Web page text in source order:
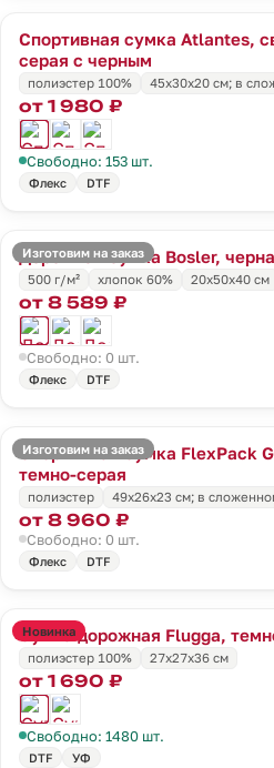
Спортивная сумка Atlantes,
серая с черным
полиэстер 100% 45х30х20 см; в
от 1 980 ₽
Свободно: 153 шт.
Флекс DTF
Изготовим на заказ
Дорожная сумка Bosler,
500 г/м²
хлопок 60% 20х50х40 см
от 8 589 ₽
Свободно: 0 шт.
Флекс DTF
Изготовим на заказ
Спортивная сумка FlexPack
темно-серая
полиэстер 49х26х23 см; в
от 8 960 ₽
Свободно: 0 шт.
Флекс DTF
Новинка
Сумка дорожная Flugga,
полиэстер 100%
27x27x36 см
от 1 690 ₽
Свободно: 1480 шт.
DTF УФ